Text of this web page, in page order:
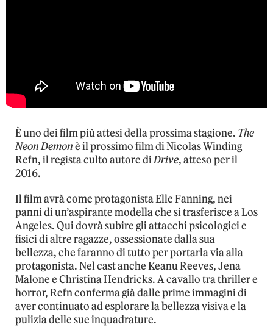
È uno dei film più attesi della prossima stagione. The
Neon Demonè il prossimo film di Nicolas Winding
Refn, il regista culto autore diDrive, atteso per il
2016.
Il film avrà come protagonista Elle Fanning, nei
panni di un’aspirante modella che si trasferisce a Los
Angeles. Qui dovrà subire gli attacchi psicologici e
fisici di altre ragazze, ossessionate dalla sua
bellezza, che faranno di tutto per portarla via alla
protagonista. Nel cast anche Keanu Reeves, Jena
Malone e Christina Hendricks. A cavallo tra thriller e
horror, Refn conferma già dalle prime immagini di
aver continuato ad esplorare la bellezza visiva e la
pulizia delle sue inquadrature.